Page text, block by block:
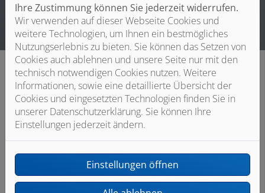
Ihre Zustimmung können Sie jederzeit widerrufen.
Wir verwenden auf dieser Webseite Cookies und
weitere Technologien, um Ihnen ein bestmögliches
Nutzungserlebnis zu bieten. Sie können das Setzen von
Cookies auch ablehnen und unsere Seite nur mit den
technisch notwendigen Cookies nutzen. Weitere
Informationen, sowie eine detaillierte Übersicht der
Cookies und eingesetzten Technologien finden Sie in
unserer Datenschutzerklärung. Sie können Ihre
Einstellungen jederzeit ändern.
Einstellungen öffnen